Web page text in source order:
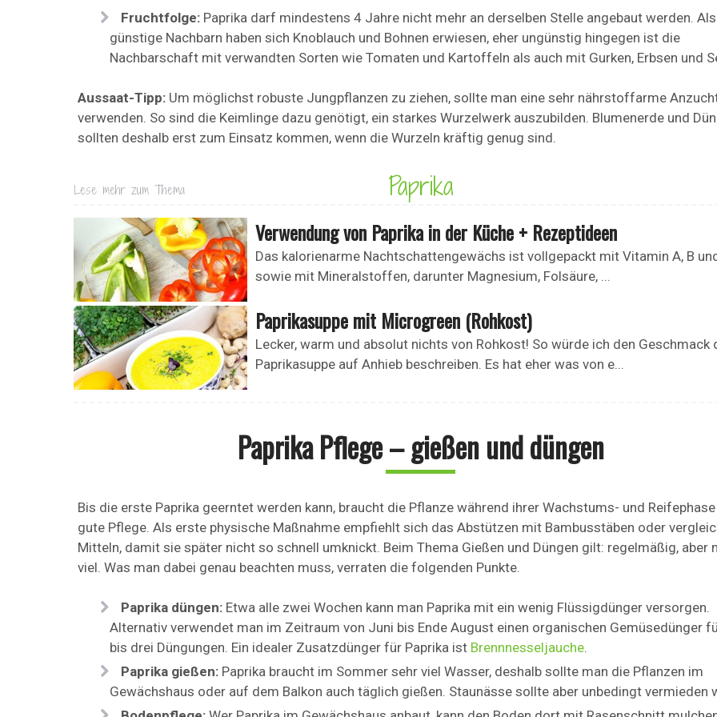
Fruchtfolge: Paprika darf mindestens 4 Jahre nicht mehr an derselben Stelle angebaut werden. Als
günstige Nachbarn haben sich Knoblauch und Bohnen erwiesen, eher ungünstig hingegen ist die
Nachbarschaft mit verwandten Sorten wie Tomaten und Kartoffeln als auch mit Gurken, Erbsen und
Aussaat-Tipp: Um möglichst robuste Jungpflanzen zu ziehen, sollte man eine sehr nährstoffarme
verwenden. So sind die Keimlinge dazu genötigt, ein starkes Wurzelwerk auszubilden. Blumenerde und
sollten deshalb erst zum Einsatz kommen, wenn die Wurzeln kräftig genug sind.
Lese mehr zum Thema Paprika
Verwendung von Paprika in der Küche + Rezeptideen
Das kalorienarme Nachtschattengewächs ist vollgepackt mit Vitamin A, B
sowie mit Mineralstoffen, darunter Magnesium, Folsäure, ...
Paprikasuppe mit Microgreen (Rohkost)
Lecker, warm und absolut nichts von Rohkost! So würde ich den Geschmack
Paprikasuppe auf Anhieb beschreiben. Es hat eher was von e...
Paprika Pflege – gießen und düngen
Bis die erste Paprika geerntet werden kann, braucht die Pflanze während ihrer Wachstums- und
gute Pflege. Als erste physische Maßnahme empfiehlt sich das Abstützen mit Bambusstäben oder
Mitteln, damit sie später nicht so schnell umknickt. Beim Thema Gießen und Düngen gilt: regelmäßig, aber
viel. Was man dabei genau beachten muss, verraten die folgenden Punkte.
Paprika düngen: Etwa alle zwei Wochen kann man Paprika mit ein wenig Flüssigdünger versorgen.
Alternativ verwendet man im Zeitraum von Juni bis Ende August einen organischen Gemüsedünger
bis drei Düngungen. Ein idealer Zusatzdünger für Paprika ist Brennnesseljauche.
Paprika gießen: Paprika braucht im Sommer sehr viel Wasser, deshalb sollte man die Pflanzen im
Gewächshaus oder auf dem Balkon auch täglich gießen. Staunässe sollte aber unbedingt vermieden